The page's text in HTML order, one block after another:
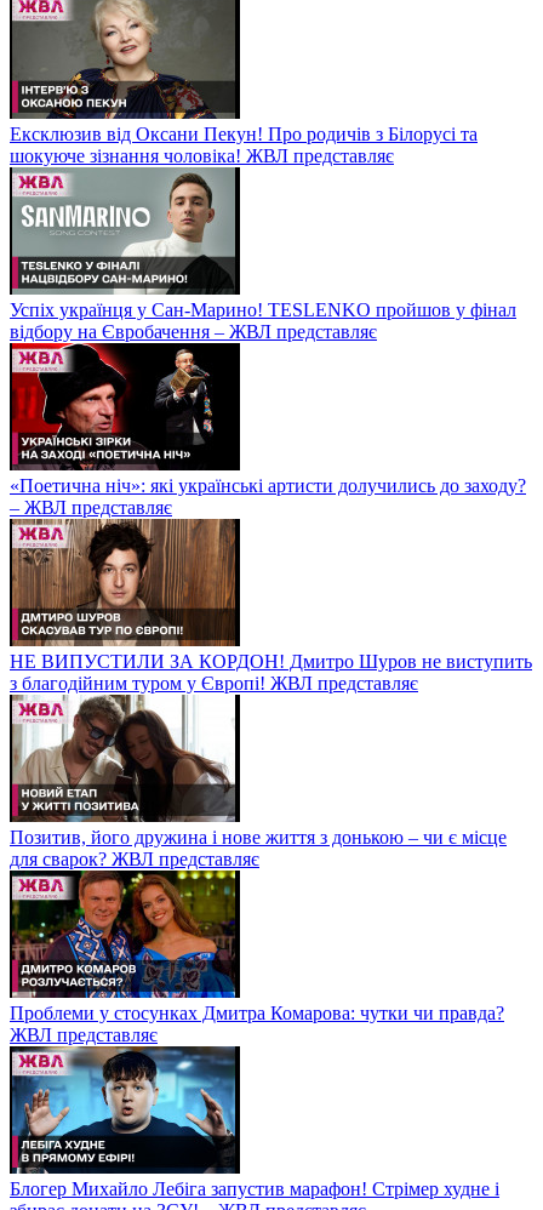
Ексклюзив від Оксани Пекун! Про родичів з Білорусі та
шокуюче зізнання чоловіка! ЖВЛ представляє
Успіх українця у Сан-Марино! TESLENKO пройшов у фінал
відбору на Євробачення – ЖВЛ представляє
«Поетична ніч»: які українські артисти долучились до заходу?
– ЖВЛ представляє
НЕ ВИПУСТИЛИ ЗА КОРДОН! Дмитро Шуров не виступить
з благодійним туром у Європі! ЖВЛ представляє
Позитив, його дружина і нове життя з донькою – чи є місце
для сварок? ЖВЛ представляє
Проблеми у стосунках Дмитра Комарова: чутки чи правда?
ЖВЛ представляє
Блогер Михайло Лебіга запустив марафон! Стрімер худне і